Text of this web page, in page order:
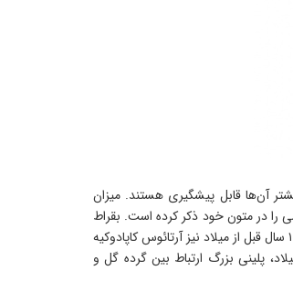
مسئول بیش از ۴۶۰ هزار مرگ در سراسر جهان است که بیشتر آن‌ها قابل پیشگیری هستند. میزان
تنگی نفس و مشکلات تنفسی را در متون خود ذکر کرده است. بقراط
(۴۶۰ تا ۳۷۰ قبل از میلاد) اولین کسی بود که وضعیت موجود در یونان باستان را توصیف و آن‌ها را با محرک‌های محیطی و مشاغل و حرفه‌های خاص مرتبط کرد. حدود ۱۰۰ سال قبل از میلاد نیز آرتائوس کاپادوکیه
نحوه درک بشر امروزی از پیشرفت این بیماری است.رومیان باستان نیز به بررسی این وضعیت پرداختند و سال ۵۰ پس از میلاد، پلینی بزرگ ارتباط بین گرده گل و